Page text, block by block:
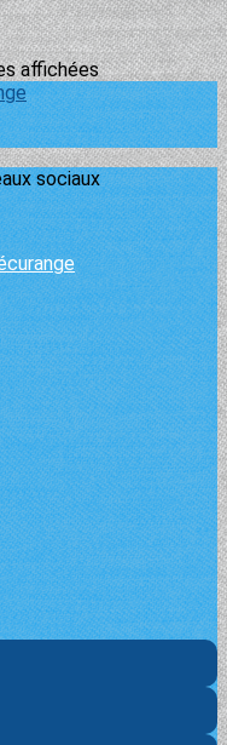
affichées
sociaux